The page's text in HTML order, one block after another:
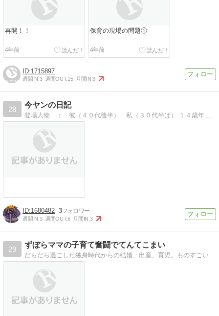
再開！！
4年前
保育の現場の問題①
4年前
1715897
週間IN:3 週間OUT:15 月間IN:3
28
今ヤンの日記
登場人物 ： 彼（４０代後半） 私（３０代半ば） １４歳年が離れています。
1680482 3
週間IN:3 週間OUT:6 月間IN:3
29
ずぼらママの子育て奮闘でてんてこまい